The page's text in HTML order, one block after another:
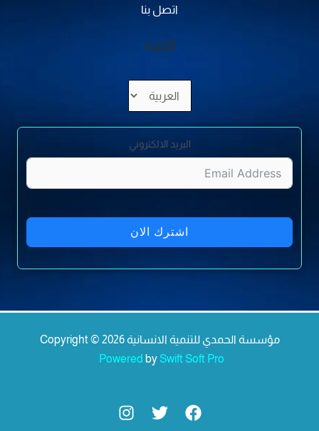
اتصل بنا
اللغة
لغة
البريد الالكتروني
اشترك الان
Copyright © 2026 مؤسسة الحمدي للتنمية الانسانية
Powered by Swift Soft Pro